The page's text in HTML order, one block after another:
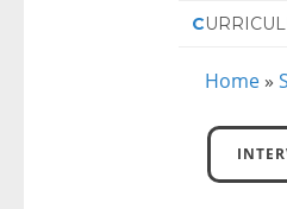
Home »